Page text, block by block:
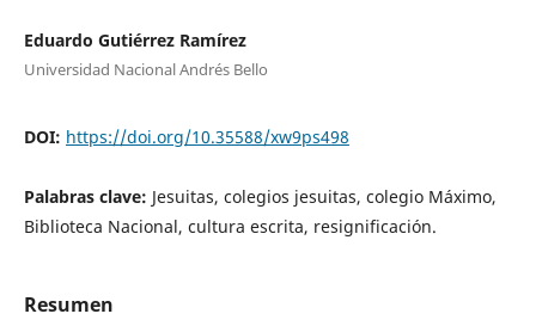
Eduardo Gutiérrez Ramírez
Universidad Nacional Andrés Bello
DOI: https://doi.org/10.35588/xw9ps498
Palabras clave: Jesuitas, colegios jesuitas, colegio Máximo,
Biblioteca Nacional, cultura escrita, resignificación.
Resumen